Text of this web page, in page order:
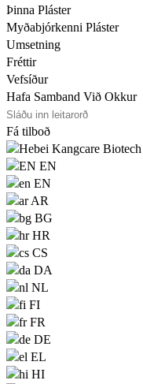
Þinna Pláster
Myðabjórkenni Pláster
Umsetning
Fréttir
Vefsíður
Hafa Samband Við Okkur
Fá tilboð
EN
EN
AR
BG
HR
CS
DA
NL
FI
FR
DE
EL
HI